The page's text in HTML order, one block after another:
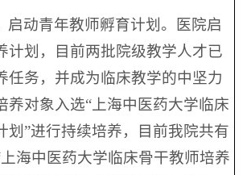
启动青年教师孵育计划。医院启
计划，目前两批院级教学人才已
任务，并成为临床教学的中坚力
养对象入选“上海中医药大学临床
划”进行持续培养，目前我院共有
海中医药大学临床骨干教师培养